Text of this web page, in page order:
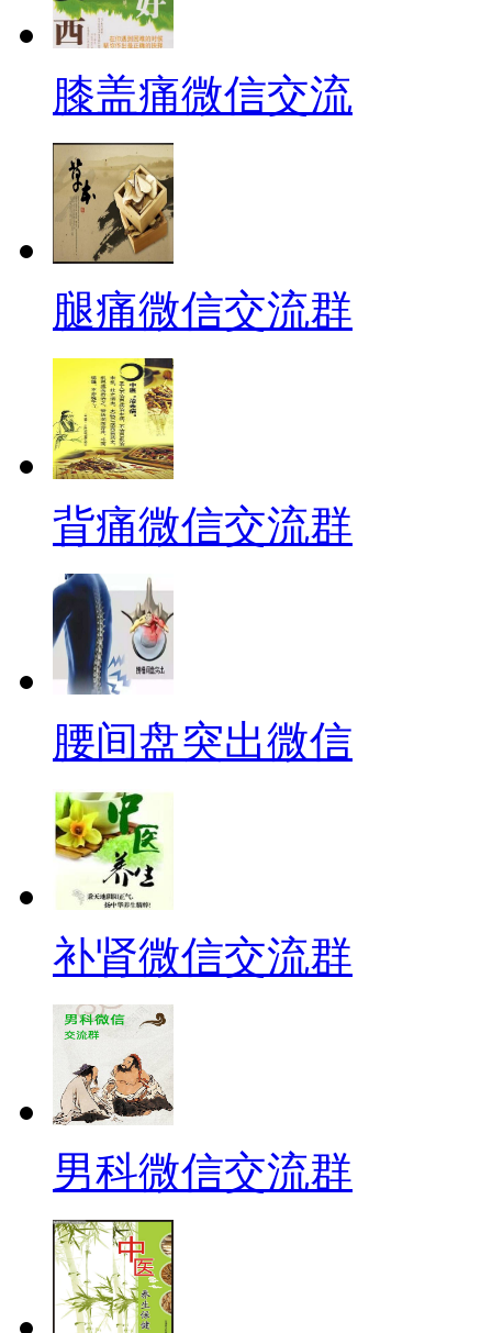
膝盖痛微信交流
腿痛微信交流群
背痛微信交流群
腰间盘突出微信
补肾微信交流群
男科微信交流群